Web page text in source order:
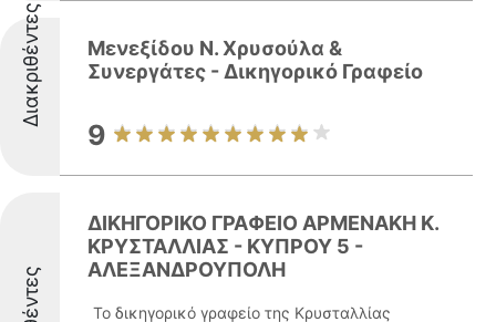
Διακριθέντες
Μενεξίδου Ν. Χρυσούλα &
Συνεργάτες - Δικηγορικό Γραφείο
9
ΔΙΚΗΓΟΡΙΚΟ ΓΡΑΦΕΙΟ ΑΡΜΕΝΑΚΗ Κ.
ΚΡΥΣΤΑΛΛΙΑΣ - ΚΥΠΡΟΥ 5 -
ΑΛΕΞΑΝΔΡΟΥΠΟΛΗ
Το δικηγορικό γραφείο της Κρυσταλλίας